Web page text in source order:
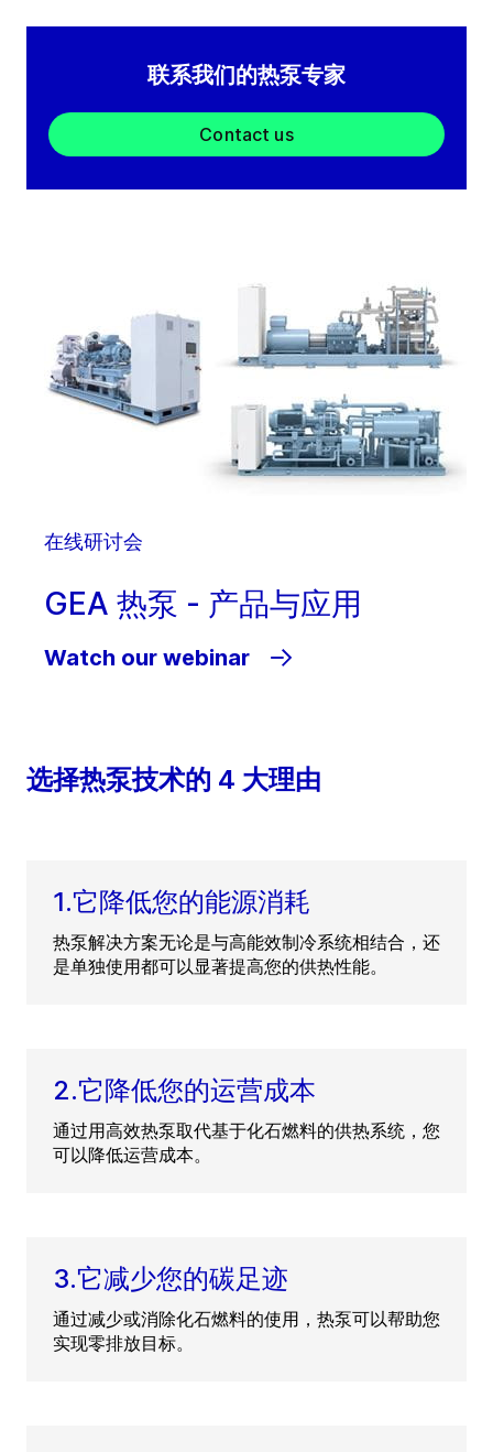
联系我们的热泵专家
Contact us
在线研讨会
GEA 热泵 - 产品与应用
Watch our webinar
选择热泵技术的 4 大理由
1.它降低您的能源消耗
热泵解决方案无论是与高能效制冷系统相结合，还
是单独使用都可以显著提高您的供热性能。
2.它降低您的运营成本
通过用高效热泵取代基于化石燃料的供热系统，您
可以降低运营成本。
3.它减少您的碳足迹
通过减少或消除化石燃料的使用，热泵可以帮助您
实现零排放目标。